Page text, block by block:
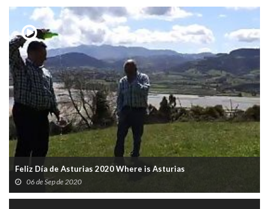
Feliz Día de Asturias 2020 Where is Asturias
06 de Sep de 2020